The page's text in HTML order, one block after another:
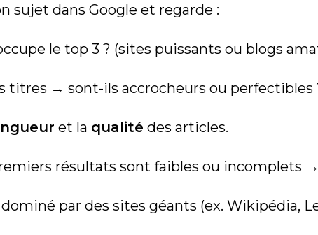
sujet dans Google et regarde :
le top 3 ? (sites puissants ou blogs
titres → sont-ils accrocheurs ou perfectibles
et la qualité des articles.
résultats sont faibles ou incomplets
dominé par des sites géants (ex. Wikipédia,